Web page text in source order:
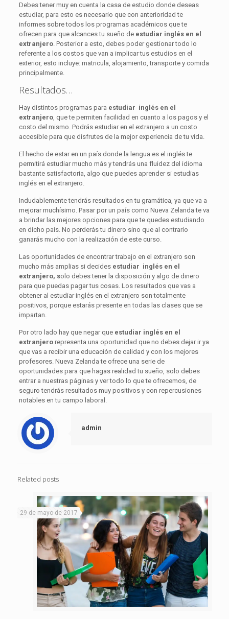
Debes tener muy en cuenta la casa de estudio donde deseas
estudiar, para esto es necesario que con anterioridad te
informes sobre todos los programas académicos que te
ofrecen para que alcances tu sueño de estudiar inglés en el
extranjero . Posterior a esto, debes poder gestionar todo lo
referente a los costos que van a implicar tus estudios en el
exterior, esto incluye: matricula, alojamiento, transporte y comida
principalmente.
Resultados…
Hay distintos programas para estudiar inglés en el
extranjero , que te permiten facilidad en cuanto a los pagos y el
costo del mismo. Podrás estudiar en el extranjero a un costo
accesible para que disfrutes de la mejor experiencia de tu vida.
El hecho de estar en un país donde la lengua es el inglés te
permitirá estudiar mucho más y tendrás una fluidez del idioma
bastante satisfactoria, algo que puedes aprender si estudias
inglés en el extranjero.
Indudablemente tendrás resultados en tu gramática, ya que va a
mejorar muchísimo. Pasar por un país como Nueva Zelanda te va
a brindar las mejores opciones para que te quedes estudiando
en dicho país. No perderás tu dinero sino que al contrario
ganarás mucho con la realización de este curso.
Las oportunidades de encontrar trabajo en el extranjero son
mucho más amplias si decides estudiar inglés en el
extranjero, solo debes tener la disposición y algo de dinero
para que puedas pagar tus cosas. Los resultados que vas a
obtener al estudiar inglés en el extranjero son totalmente
positivos, porque estarás presente en todas las clases que se
impartan.
Por otro lado hay que negar que estudiar inglés en el
extranjero representa una oportunidad que no debes dejar ir ya
que vas a recibir una educación de calidad y con los mejores
profesores. Nueva Zelanda te ofrece una serie de
oportunidades para que hagas realidad tu sueño, solo debes
entrar a nuestras páginas y ver todo lo que te ofrecemos, de
seguro tendrás resultados muy positivos y con repercusiones
notables en tu campo laboral.
admin
Related posts
29 de mayo de 2017